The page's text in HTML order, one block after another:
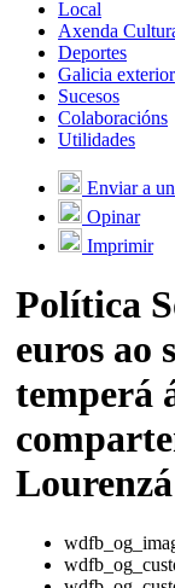
Local
Axenda
Deportes
Galicia exterior
Sucesos
Colaboracións
Utilidades
Enviar a
Opinar
Imprimir
Política
euros ao
temperá
Lourenzá